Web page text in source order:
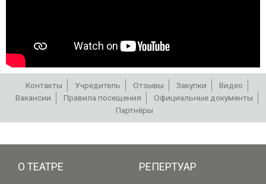
Контакты Учредитель Отзывы Закупки
Видео
Вакансии
Правила посещения
Официальные документы
Партнёры
О ТЕАТРЕ РЕПЕРТУАР